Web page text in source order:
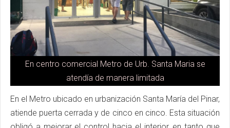
En centro comercial Metro de Urb. Santa Maria se
atendía de manera limitada
En el Metro ubicado en urbanización Santa María del Pinar,
atiende puerta cerrada y de cinco en cinco. Esta situación